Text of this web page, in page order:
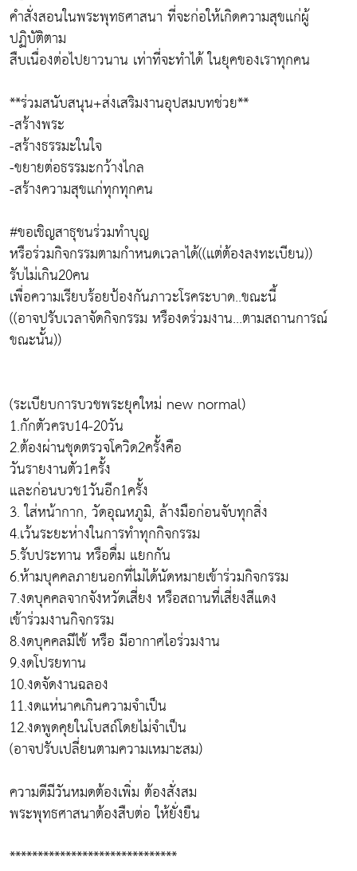
คำสั่งสอนในพระพุทธศาสนา ที่จะก่อให้เกิดความสุขเเก่ผู้
ปฏิบัติตาม
สืบเนื่องต่อไปยาวนาน เท่าที่จะทำได้ ในยุคของเราทุกคน
**ร่วมสนับสนุน+ส่งเสริมงานอุปสมบทช่วย**
-สร้างพระ
-สร้างธรรมะในใจ
-ขยายต่อธรรมะกว้างไกล
-สร้างความสุขเเก่ทุกทุกคน
#ขอเชิญสาธุชนร่วมทำบุญ
หรือร่วมกิจกรรมตามกำหนดเวลาได้((เเต่ต้องลงทะเบียน))
รับไม่เกิน20คน
เพื่อความเรียบร้อยป้องกันภาวะโรคระบาด..ขณะนี้
((อาจปรับเวลาจัดกิจกรรม หรืองดร่วมงาน...ตามสถานการณ์
ขณะนั้น))
(ระเบียบการบวชพระยุคใหม่ new normal)
1.กักตัวครบ14-20วัน
2.ต้องผ่านชุดตรวจโควิด2ครั้งคือ
วันรายงานตัว1ครั้ง
และก่อนบวช1วันอีก1ครั้ง
3. ใส่หน้ากาก, วัดอุณหภูมิ, ล้างมือก่อนจับทุกสิ่ง
4.เว้นระยะห่างในการทำทุกกิจกรรม
5.รับประทาน หรือดื่ม แยกกัน
6.ห้ามบุคคลภายนอกที่ไม่ได้นัดหมายเข้าร่วมกิจกรรม
7.งดบุคคลจากจังหวัดเสี่ยง หรือสถานที่เสี่ยงสีแดง
เข้าร่วมงานกิจกรรม
8.งดบุคคลมีไข้ หรือ มีอากาศไอร่วมงาน
9.งดโปรยทาน
10.งดจัดงานฉลอง
11.งดแห่นาคเกินความจำเป็น
12.งดพูดคุยในโบสถ์โดยไม่จำเป็น
(อาจปรับเปลี่ยนตามความเหมาะสม)
ความดีมีวันหมดต้องเพิ่ม ต้องสั่งสม
พระพุทธศาสนาต้องสืบต่อ ให้ยั่งยืน
******************************